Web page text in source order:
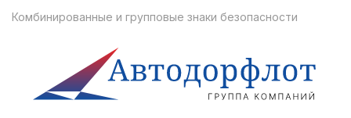
Комбинированные и групповые знаки безопасности